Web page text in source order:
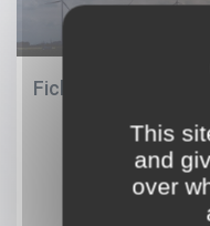
Fiche métier :
This
and
over